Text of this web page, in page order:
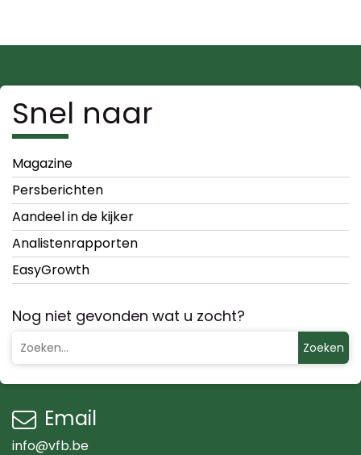
Snel naar
Magazine
Persberichten
Aandeel in de kijker
Analistenrapporten
EasyGrowth
Nog niet gevonden wat u zocht?
Zoeken
Email
info@vfb.be